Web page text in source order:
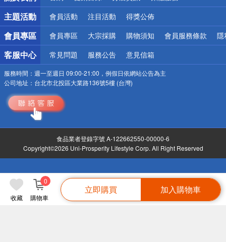
收藏 購物車
0
立即購買 加入購物車
詐騙網頁！請小心！
主題活動 會員活動 注目活動 得獎公佈
會員專區 會員專區 大宗採購 購物須知 會員服務條款 隱
客服中心 常見問題 服務公告 意見信箱
服務時間： 週一至週日 09:00-21:00，例假日依網站公告為主
公司地址： 台北市北投區大業路136號5樓 (台灣)
食品業者登錄字號 A-122662550-00000-6
Copyright©2026 Uni-Prosperity Lifestyle Corp. All Right Reserved